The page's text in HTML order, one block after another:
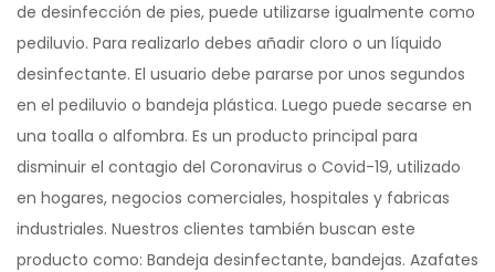
de desinfección de pies, puede utilizarse igualmente como
pediluvio. Para realizarlo debes añadir cloro o un líquido
desinfectante. El usuario debe pararse por unos segundos
en el pediluvio o bandeja plástica. Luego puede secarse en
una toalla o alfombra. Es un producto principal para
disminuir el contagio del Coronavirus o Covid-19, utilizado
en hogares, negocios comerciales, hospitales y fabricas
industriales. Nuestros clientes también buscan este
producto como: Bandeja desinfectante, bandejas. Azafates